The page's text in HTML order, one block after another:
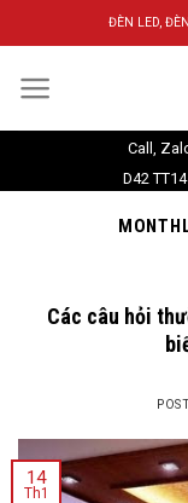
to
ĐÈN LED,
Call,
D42
Các câu hỏi
14
Th1